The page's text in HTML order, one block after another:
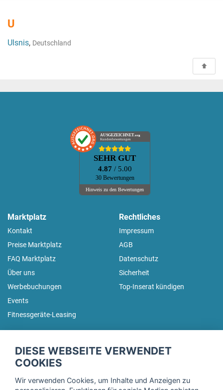
U
Ulsnis, Deutschland
AUSGEZEICHNET.org
Kundenbewertungen
SEHR GUT
4.87 / 5.00
30 Bewertungen
Hinweis zu den Bewertungen
Marktplatz
Kontakt
Preise Marktplatz
FAQ Marktplatz
Über uns
Werbebuchungen
Events
Fitnessgeräte-Leasing
Rechtliches
Impressum
AGB
Datenschutz
Sicherheit
Top-Inserat kündigen
Trage dich hier für unseren Newsletter ein und erhalte regelmäßig
DIESE WEBSEITE VERWENDET
COOKIES
Wir verwenden Cookies, um Inhalte und Anzeigen zu